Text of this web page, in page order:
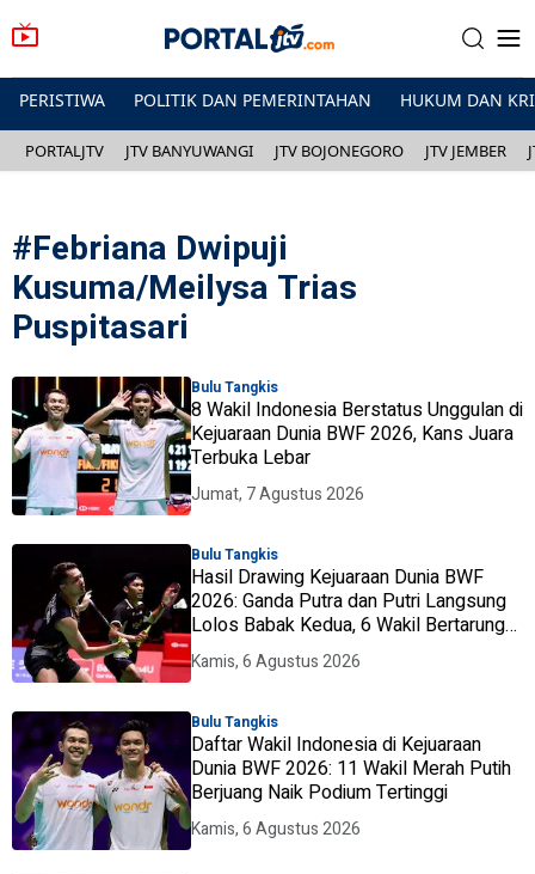
PERISTIWA POLITIK DAN PEMERINTAHAN HUKUM DAN
PORTALJTV JTV BANYUWANGI JTV BOJONEGORO JTV JEMBER
#Febriana Dwipuji
Kusuma/Meilysa Trias
Puspitasari
Bulu Tangkis
8 Wakil Indonesia Berstatus Unggulan di
Kejuaraan Dunia BWF 2026, Kans Juara
Terbuka Lebar
Jumat, 7 Agustus 2026
Bulu Tangkis
Hasil Drawing Kejuaraan Dunia BWF
2026: Ganda Putra dan Putri Langsung
Lolos Babak Kedua, 6 Wakil Bertarung
dari Awal
Kamis, 6 Agustus 2026
Bulu Tangkis
Daftar Wakil Indonesia di Kejuaraan
Dunia BWF 2026: 11 Wakil Merah Putih
Berjuang Naik Podium Tertinggi
Kamis, 6 Agustus 2026